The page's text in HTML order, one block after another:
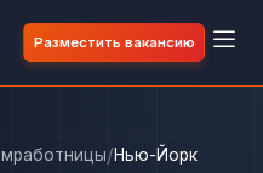
Разместить вакансию
/Нью-Йорк